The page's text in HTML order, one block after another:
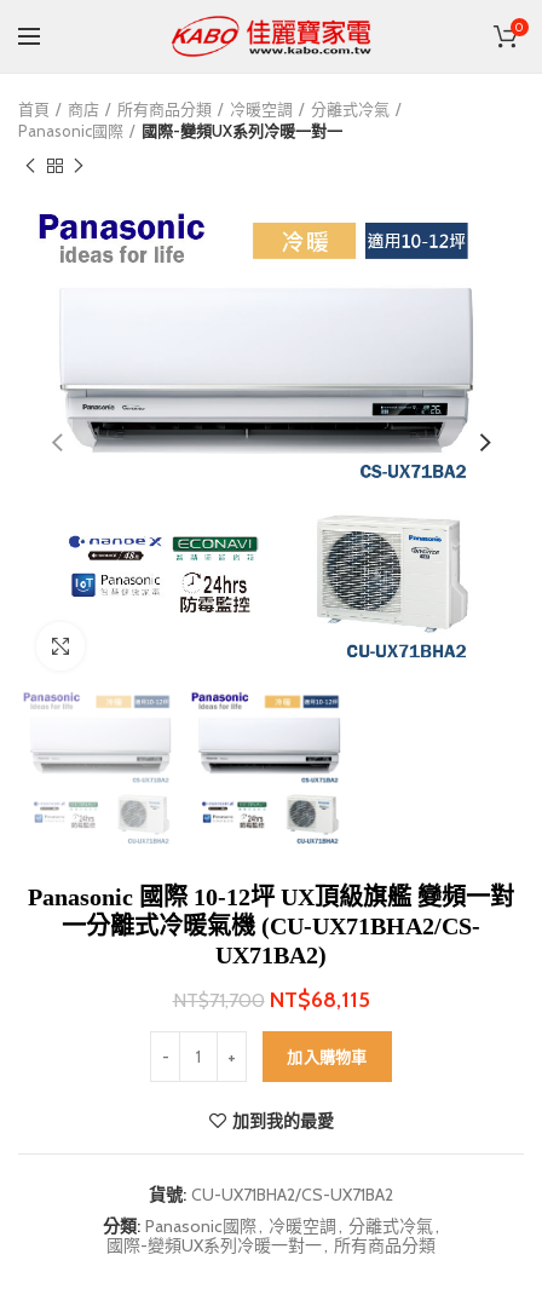
0
首頁 商店 所有商品分類 冷暖空調
分離式冷氣
Panasonic國際
國際-變頻UX系列冷暖一對一
Panasonic 國際 10-12坪 UX頂級旗艦 變頻一對
一分離式冷暖氣機 (CU-UX71BHA2/CS-
UX71BA2)
NT$71,700 NT$68,115
Panasonic 國際 10-12坪 UX頂級旗艦 變頻一對一分
加入購物車
加到我的最愛
貨號: CU-UX71BHA2/CS-UX71BA2
分類: Panasonic國際, 冷暖空調, 分離式冷氣,
國際-變頻UX系列冷暖一對一, 所有商品分類